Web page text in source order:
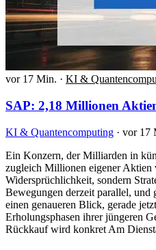
vor 17 Min. · KI &
SAP: 2,18 Millionen
KI & Quantencomputing · vor 17
Ein Konzern, der Milliarden in
zugleich Millionen eigener Aktien
Widersprüchlichkeit, sondern
Bewegungen derzeit parallel, und
einen genaueren Blick, gerade
Erholungsphasen ihrer jüngeren
Rückkauf wird konkret Am